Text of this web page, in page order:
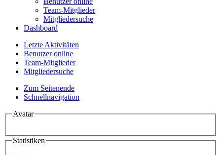
Team-Mitglieder
Mitgliedersuche
Dashboard
Letzte Aktivitäten
Benutzer online
Team-Mitglieder
Mitgliedersuche
Zum Seitenende
Schnellnavigation
Avatar
Statistiken